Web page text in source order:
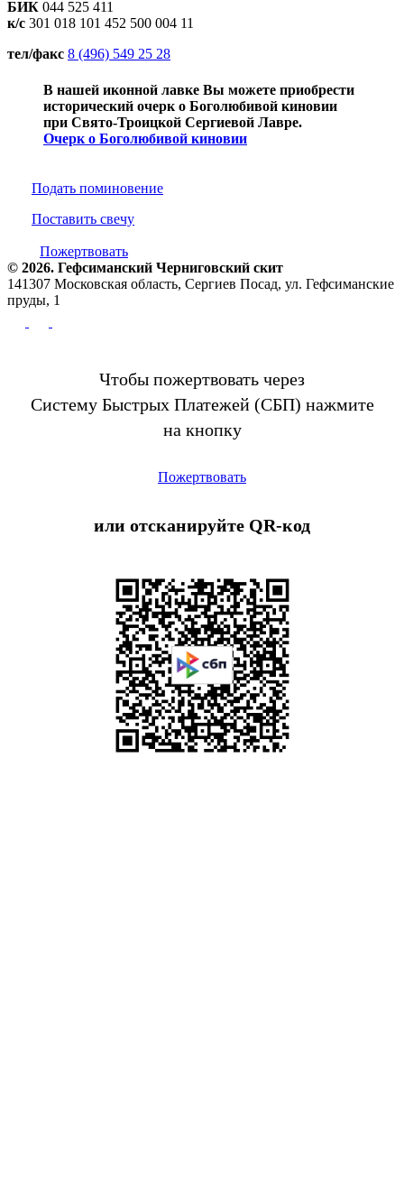
БИК 044 525 411
к/с 301 018 101 452 500 004 11
тел/факс 8 (496) 549 25 28
В нашей иконной лавке Вы можете приобрести
исторический очерк о Боголюбивой киновии
при Свято-Троицкой Сергиевой Лавре.
Очерк о Боголюбивой киновии
Подать поминовение
Поставить свечу
Пожертвовать
© 2026. Гефсиманский Черниговский cкит
141307 Московская область, Сергиев Посад, ул. Гефсиманские
пруды, 1
Чтобы пожертвовать через
Систему Быстрых Платежей (СБП) нажмите
на кнопку
Пожертвовать
или отсканируйте QR-код